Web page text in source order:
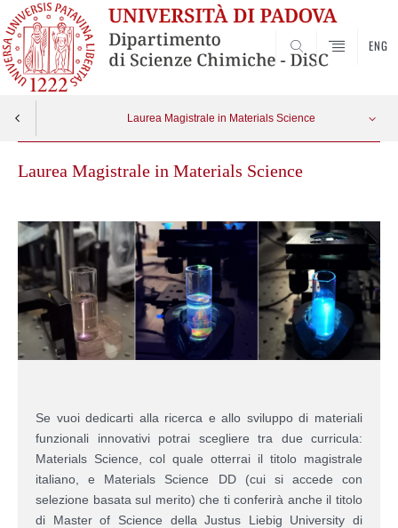
SEARCH
ENG
Laurea Magistrale in Materials Science
Laurea Magistrale in Materials Science
Se vuoi dedicarti alla ricerca e allo sviluppo di materiali
funzionali innovativi potrai scegliere tra due curricula:
Materials Science, col quale otterrai il titolo magistrale
italiano, e Materials Science DD (cui si accede con
selezione basata sul merito) che ti conferirà anche il titolo
di Master of Science della Justus Liebig University di